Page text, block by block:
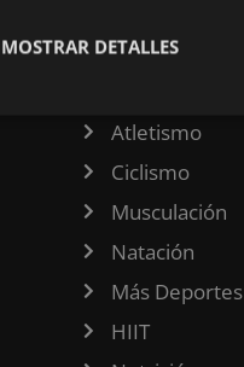
Atletismo
Ciclismo
Musculación
Natación
Más Deportes
HIIT
MOSTRAR DETALLES